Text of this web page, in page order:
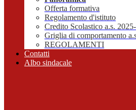
Offerta formativa
Regolamento d'istituto
Credito Scolastico a.s.
Griglia di comportamento
REGOLAMENTI
Contatti
Albo sindacale